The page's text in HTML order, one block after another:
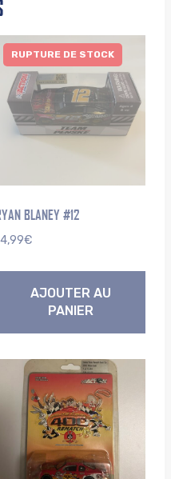
RUPTURE DE STOCK
BLANEY #12
€
AJOUTER AU
PANIER